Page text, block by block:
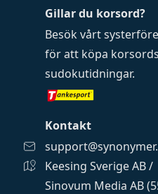
Gillar du korsord?
Besök vårt
för att köpa
sudokutidningar.
Kontakt
Keesing Sverige AB /
Sinovum Media AB